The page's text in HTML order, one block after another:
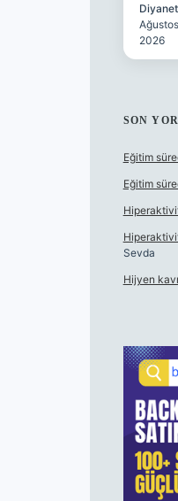
2026
SON
Eğitim
Eğitim
Sevda
Hijyen